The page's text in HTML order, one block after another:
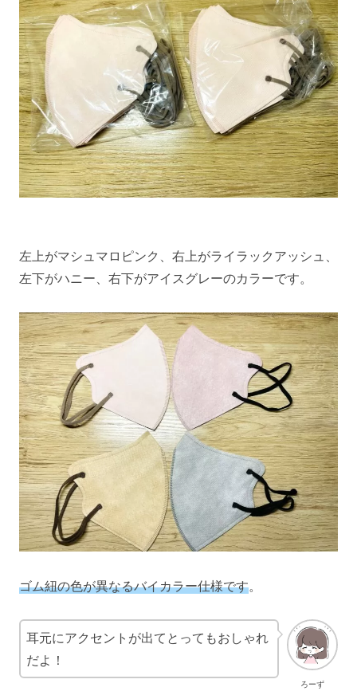
左上がマシュマロピンク、右上がライラックアッシュ、
左下がハニー、右下がアイスグレーのカラーです。
ゴム紐の色が異なるバイカラー仕様です。
ろーず
耳元にアクセントが出てとってもおしゃれ
だよ！